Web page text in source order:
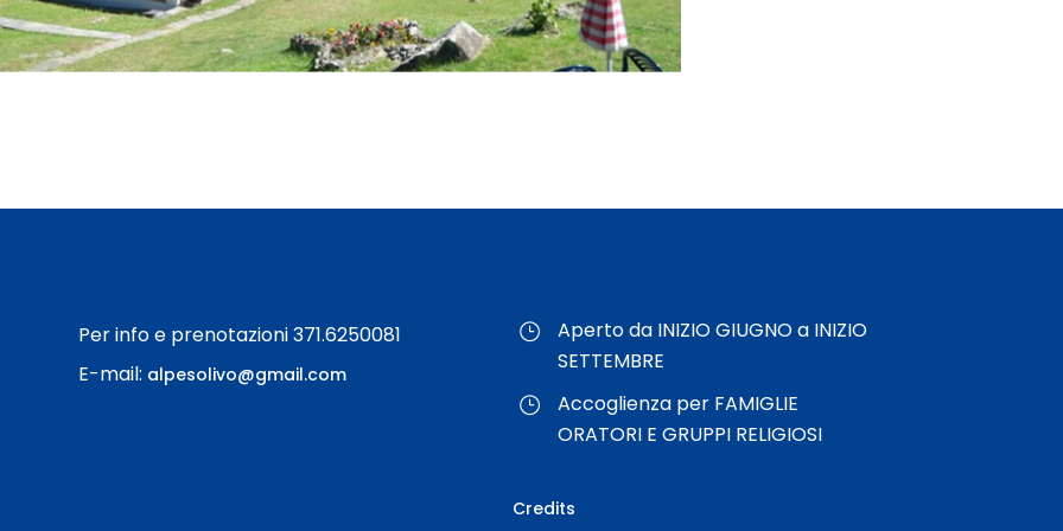
Per info e prenotazioni 371.6250081
E-mail: alpesolivo@gmail.com
Aperto da INIZIO GIUGNO a INIZIO
SETTEMBRE
Accoglienza per FAMIGLIE
ORATORI E GRUPPI RELIGIOSI
Credits